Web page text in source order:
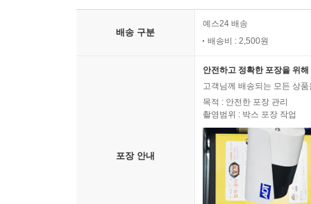
배송 구분
예스24 배송
배송비 : 2,500원
포장 안내
안전하고 정확한 포장을 위
고객님께 배송되는 모든 상
목적 : 안전한 포장 관리
촬영범위 : 박스 포장 작업